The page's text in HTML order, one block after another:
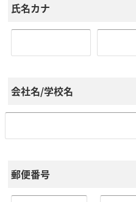
氏名カナ
会社名/学校名
郵便番号